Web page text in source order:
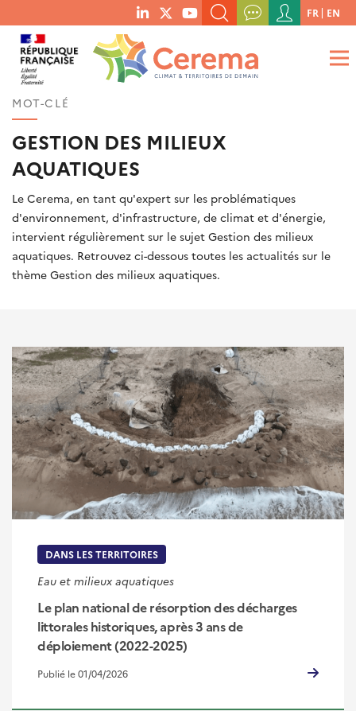
menu
social
links
RECHERCHER UN MOT-CLÉ, UNE PUBLICATION, ETC.
QUE RECHERCHEZ-VOUS ?
Menu
du
compte
de
FR EN
MOT-CLÉ
GESTION DES MILIEUX
AQUATIQUES
Le Cerema, en tant qu'expert sur les problématiques
d'environnement, d'infrastructure, de climat et d'énergie,
intervient régulièrement sur le sujet Gestion des milieux
aquatiques. Retrouvez ci-dessous toutes les actualités sur le
thème Gestion des milieux aquatiques.
DANS LES TERRITOIRES
Eau et milieux aquatiques
Le plan national de résorption des décharges
littorales historiques, après 3 ans de
déploiement (2022-2025)
Publié le 01/04/2026